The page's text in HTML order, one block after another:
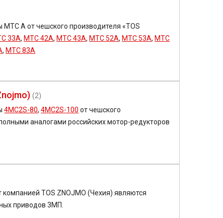
A от чешского производителя «TOS
33A, MTC 42A, MTC 43A, MTC 52A, MTC 53A, MTC
, MTC 83A
(2)
4MC2S-80,4MC2S-100 от чешского
аналогами российских мотор-редукторов
TOS ZNOJMO (Чехия) являются
приводов 3МП.